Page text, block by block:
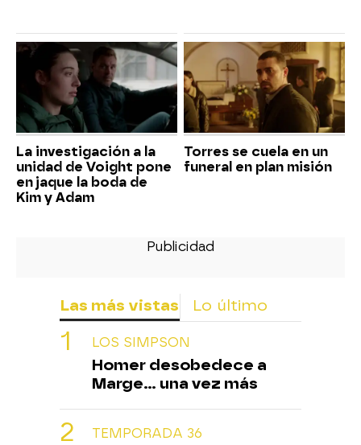
La investigación a la
unidad de Voight pone
en jaque la boda de
Kim y Adam
Torres se cuela en un
funeral en plan misión
Las más vistas Lo último
LOS SIMPSON
Homer desobedece a
Marge... una vez más
TEMPORADA 36